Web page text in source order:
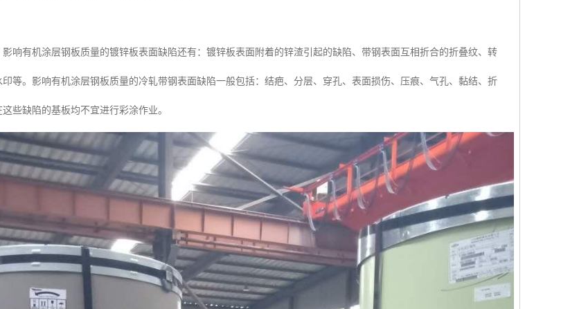
响有机涂层钢板质量的镀锌板表面缺陷还有：镀锌板表面附着的锌渣引起的缺陷、带钢表面互相折合的折叠纹、转
等。影响有机涂层钢板质量的冷轧带钢表面缺陷一般包括：结疤、分层、穿孔、表面损伤、压痕、气孔、黏结、折
些缺陷的基板均不宜进行彩涂作业。